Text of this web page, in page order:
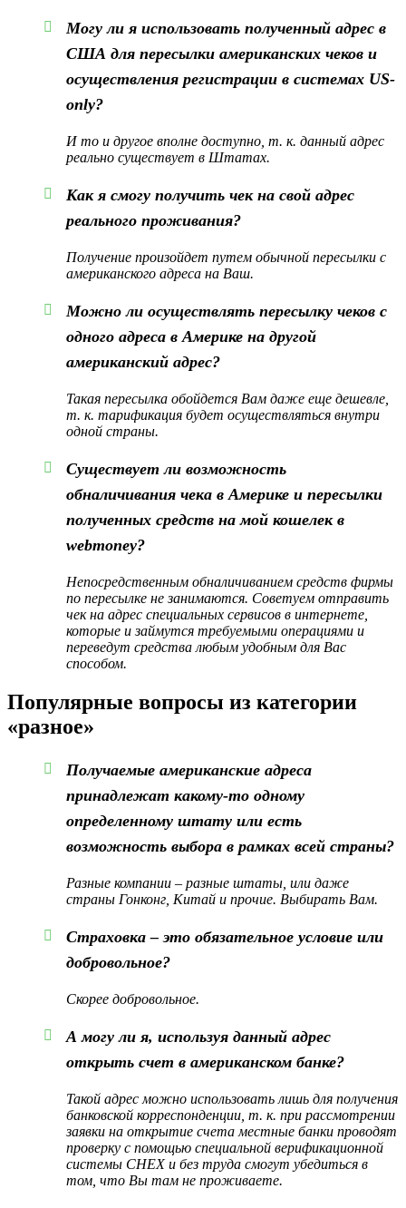
Могу ли я использовать полученный адрес в
США для пересылки американских чеков и
осуществления регистрации в системах US-
only?
И то и другое вполне доступно, т. к. данный адрес
реально существует в Штатах.
Как я смогу получить чек на свой адрес
реального проживания?
Получение произойдет путем обычной пересылки с
американского адреса на Ваш.
Можно ли осуществлять пересылку чеков с
одного адреса в Америке на другой
американский адрес?
Такая пересылка обойдется Вам даже еще дешевле,
т. к. тарификация будет осуществляться внутри
одной страны.
Существует ли возможность
обналичивания чека в Америке и пересылки
полученных средств на мой кошелек в
webmoney?
Непосредственным обналичиванием средств фирмы
по пересылке не занимаются. Советуем отправить
чек на адрес специальных сервисов в интернете,
которые и займутся требуемыми операциями и
переведут средства любым удобным для Вас
способом.
Популярные вопросы из категории
«разное»
Получаемые американские адреса
принадлежат какому-то одному
определенному штату или есть
возможность выбора в рамках всей страны?
Разные компании – разные штаты, или даже
страны Гонконг, Китай и прочие. Выбирать Вам.
Страховка – это обязательное условие или
добровольное?
Скорее добровольное.
А могу ли я, используя данный адрес
открыть счет в американском банке?
Такой адрес можно использовать лишь для получения
банковской корреспонденции, т. к. при рассмотрении
заявки на открытие счета местные банки проводят
проверку с помощью специальной верификационной
системы CHEX и без труда смогут убедиться в
том, что Вы там не проживаете.